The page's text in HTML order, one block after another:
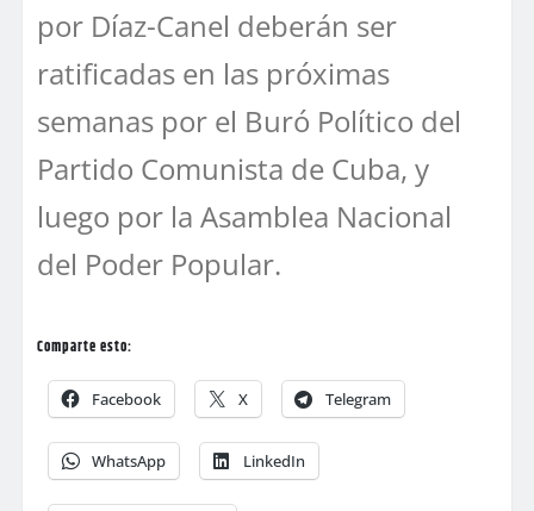
por Díaz-Canel deberán ser
ratificadas en las próximas
semanas por el Buró Político del
Partido Comunista de Cuba, y
luego por la Asamblea Nacional
del Poder Popular.
Comparte esto:
Facebook X Telegram
WhatsApp LinkedIn